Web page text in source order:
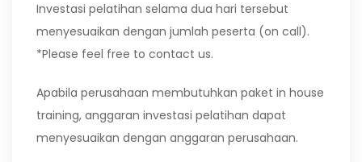
Investasi pelatihan selama dua hari tersebut
menyesuaikan dengan jumlah peserta (on call).
*Please feel free to contact us.
Apabila perusahaan membutuhkan paket in house
training, anggaran investasi pelatihan dapat
menyesuaikan dengan anggaran perusahaan.